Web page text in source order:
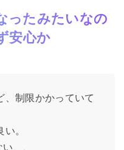
ったみたいなの
安心か
、制限かかっていて
。
、、